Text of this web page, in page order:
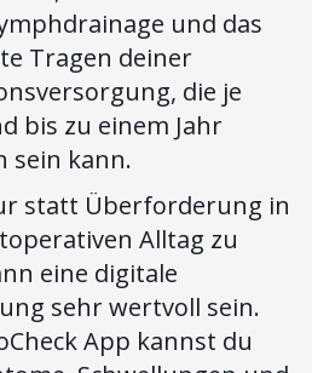
und das
Tragen deiner
die je
bis zu einem Jahr
sein kann.
statt Überforderung in
Alltag zu
eine digitale
sehr wertvoll sein.
App kannst du